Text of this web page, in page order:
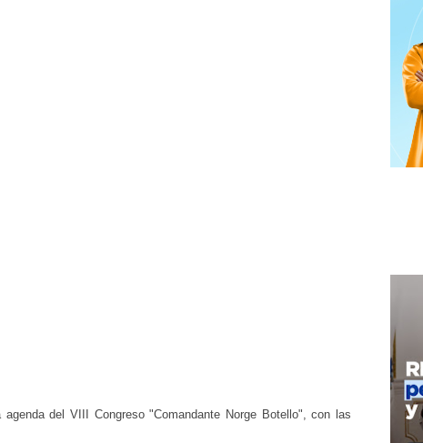
del VIII Congreso "Comandante Norge Botello", con las